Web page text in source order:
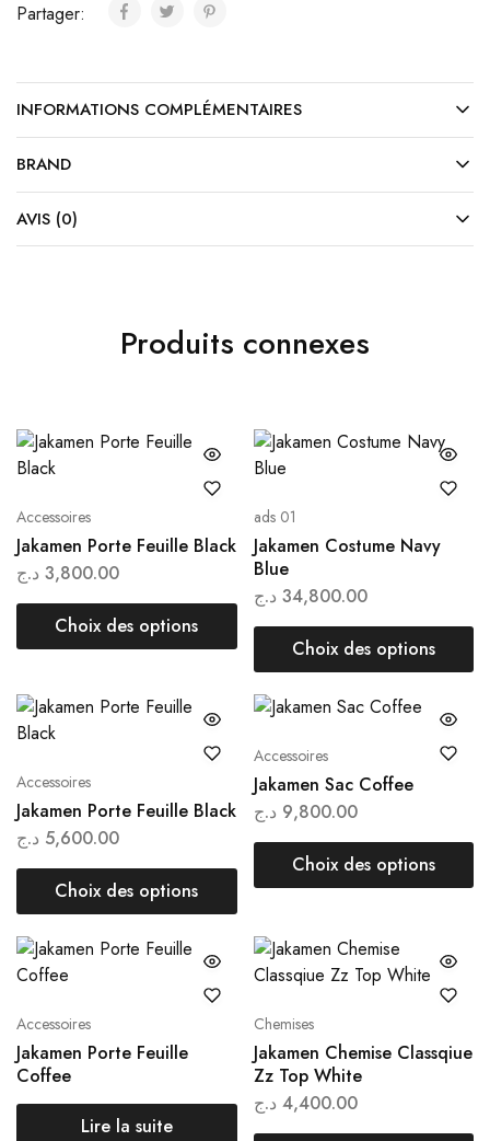
Partager:
INFORMATIONS COMPLÉMENTAIRES
BRAND
AVIS (0)
Produits connexes
Accessoires
Jakamen Porte Feuille Black
3,800.00 د.ج
Choix des options
ads 01
Jakamen Costume Navy
Blue
34,800.00 د.ج
Choix des options
Accessoires
Jakamen Porte Feuille Black
5,600.00 د.ج
Choix des options
Accessoires
Jakamen Sac Coffee
9,800.00 د.ج
Choix des options
Accessoires
Jakamen Porte Feuille
Coffee
Lire la suite
Chemises
Jakamen Chemise Classqiue
Zz Top White
4,400.00 د.ج